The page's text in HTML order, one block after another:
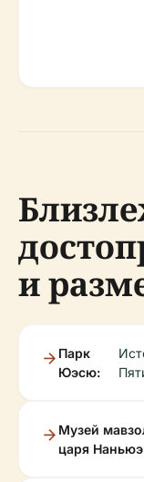
и
Парк
Юэсю:
Музей
царя